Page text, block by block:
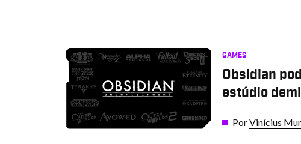
GAMES
Obsidian
estúdio
PorVinícius